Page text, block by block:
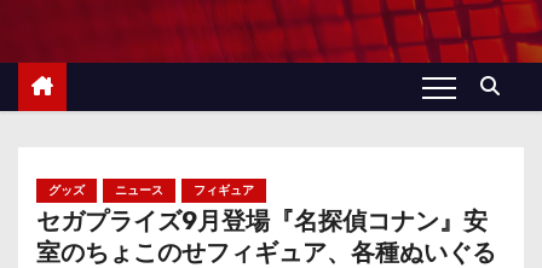
グッズ ニュース フィギュア
セガプライズ9月登場『名探偵コナン』安
室のちょこのせフィギュア、各種ぬいぐる